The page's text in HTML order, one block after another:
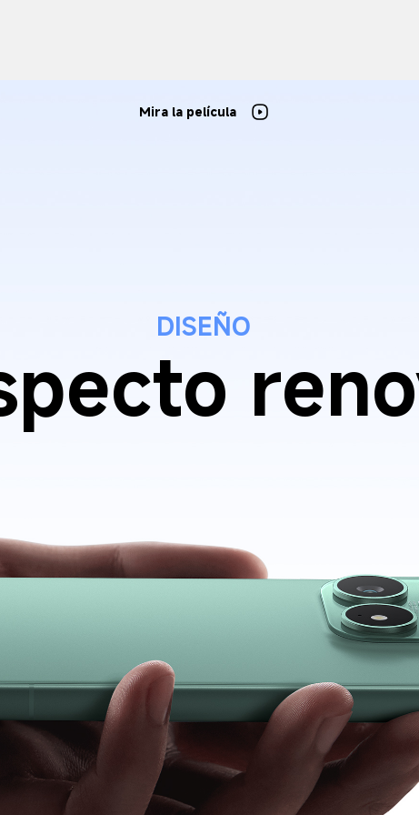
Mira la película
DISEÑO